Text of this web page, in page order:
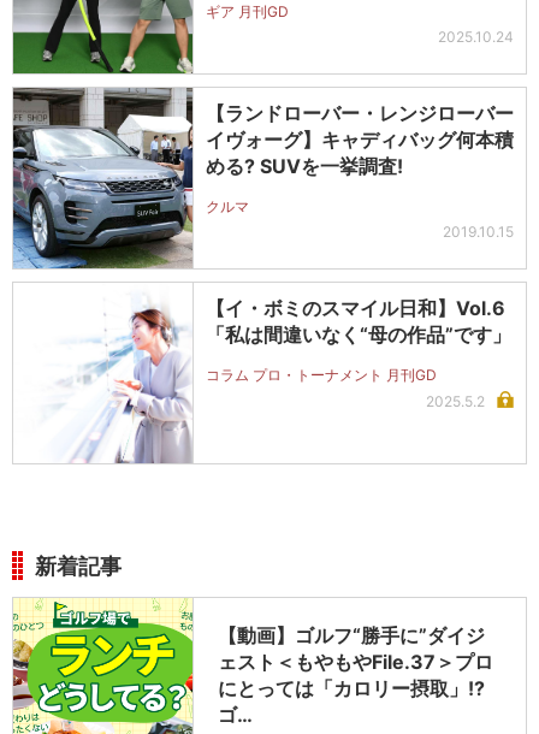
ギア 月刊GD
2025.10.24
【ランドローバー・レンジローバー
イヴォーグ】キャディバッグ何本積
める? SUVを一挙調査!
クルマ
2019.10.15
【イ・ボミのスマイル日和】Vol.6
「私は間違いなく“母の作品”です」
コラム プロ・トーナメント 月刊GD
2025.5.2
新着記事
【動画】ゴルフ“勝手に”ダイジ
ェスト＜もやもやFile.37＞プロ
にとっては「カロリー摂取」!?
ゴ…